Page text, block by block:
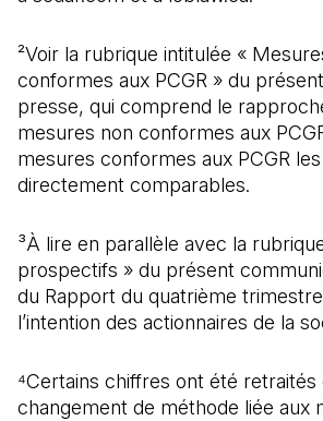
²Voir la rubrique intitulée «
conformes aux PCGR » du
presse, qui comprend le
mesures non conformes aux
mesures conformes aux PCGR
directement comparables.
³À lire en parallèle avec la
prospectifs » du présent
du Rapport du quatrième
l’intention des actionnaires de la
⁴Certains chiffres ont été retraités
changement de méthode liée aux